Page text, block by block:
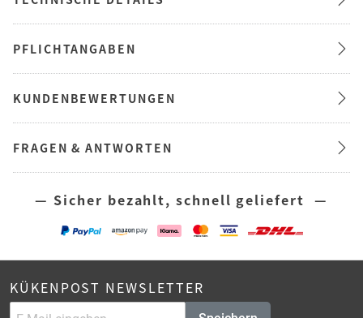
PFLICHTANGABEN
KUNDENBEWERTUNGEN
FRAGEN & ANTWORTEN
— Sicher bezahlt, schnell geliefert —
KÜKENPOST NEWSLETTER